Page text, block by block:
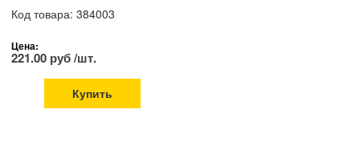
Код товара: 384003
Цена:
221.00 руб /шт.
Купить